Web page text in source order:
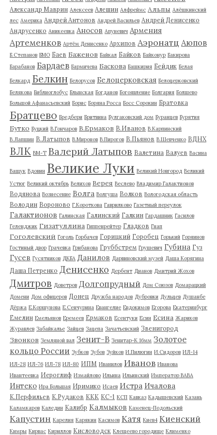
Александр Маврин Алексеев Алешин Алфреймс Альпы Алёшкинский
лес Америка Андрей Антонов Андрей Васильев Андрей Денисенко
Андрусенко Аникеевка Аносов Апуневич Армения
Артеменков Артём Денисенко Архипов Аэронатц Аюпов
Б.Степанов БМО Баев Баженов Байкал Байков Байконур Бакирова
Барабанов Бардаев Бармичева Баскова Башкирия Бейдик Белая
Белкард Белкин Белорусов Белоцерковская Белоцерковский
Белякова Библиоглобус Блынская Богданов Богоявление Болгария Болшево
Большой Афанасьевский Борис Боряна Росса Босс Сорокин Братовка
Братцево Бредбери Бритвина Булгаковский дом Буранцев Бурятия
Бутко Буцкий В.Гончаров В.Ермаков В.Иванов В.Карпинский
В.Лапшин В.Латыпов В.Миронов В.Пирогов В.Пьянов В.Шевченко ВДНХ
ВЛК ВМ-Т Валерий Латыпов Валетина Валуев Васина
Ващук Вдовин Великие Луки Великий Новгород Великий
Устюг Великий октябрь Велихов Верея Веслево Владимир Галактионов
Водянова Вознесение Волга Волгуша Волков Вологодская область
Володин Вороново Г.Короткова Гаврилково Газетный переулок
Галактионов Галинская Галинский Галкин Гардашник Гасилов
Геленджик Гизатуллина Гиппенрейтер Гладков Гнап
Гоголевский Гоголь Горбачев Горицкий Горобец Горький Горяинов
Гостиный двор Грачевка Грибанова Груббстрем Грушевич Губина Гуз
Гусев Гусятников ДКБА Данилов Дарвиновский музей Даша Корягина
Даша Петренко Денисенко Дербент Дианов Дмитрий Жохов
Дмитров Доветров Долгопрудный Дом Союзов Домарацкий
Домени Дом офицеров Донец Дружба народов Дубровки Дульцев Душанбе
Дёржа Е.Коршунова Е.Сенчурина Евангелие Евдокимов Егорова Екатеринбург
Емелин Емельянов Еремеев Ермаков Есентуки Есин Есина Жариков
Журавлев Забайкалье Зайцев Зацепа Зачатьевский Звенигород
Звонков Земляной вал Зенит-В Зенитар-К 16мм Золотое
кольцо России Зубков Зубов Зуйков И.Пилюгин И.Сидоров ИЛ-14
ИЛ-28 ИЛ-76 ИЛ-78 ИЛ-80 ИПМ Иванилов Иванов Иванова
Ивантеевка Иероглиф Измайлово Ильина Ильинский Император ВАВА
Интеко Ира Большая Иримико Исаев Истра Ичалова
К.Перфильев К.Рудаков ККК КС-1 КСП Кавказ Кадышевский Казань
Каламкаров Каледин Калибр Калмыков Каменец-Подольский
Капустин Карелия Карякин Касимов Катя Киев4 Киенский
Кимры Кирвас Кириллов Кисловодск Клещеево городище Клименко